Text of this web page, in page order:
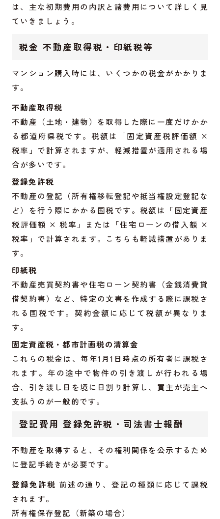
は、主な初期費用の内訳と諸費用について詳しく見
ていきましょう。
税金 不動産取得税・印紙税等
マンション購入時には、いくつかの税金がかかりま
す。
不動産取得税
不動産（土地・建物）を取得した際に一度だけかか
る都道府県税です。税額は「固定資産税評価額 ×
税率」で計算されますが、軽減措置が適用される場
合が多いです。
登録免許税
不動産の登記（所有権移転登記や抵当権設定登記な
ど）を行う際にかかる国税です。税額は「固定資産
税評価額 × 税率」または「住宅ローンの借入額 ×
税率」で計算されます。こちらも軽減措置がありま
す。
印紙税
不動産売買契約書や住宅ローン契約書（金銭消費貸
借契約書）など、特定の文書を作成する際に課税さ
れる国税です。契約金額に応じて税額が異なりま
す。
固定資産税・都市計画税の清算金
これらの税金は、毎年1月1日時点の所有者に課税さ
れます。年の途中で物件の引き渡しが行われる場
合、引き渡し日を境に日割り計算し、買主が売主へ
支払うのが一般的です。
登記費用 登録免許税・司法書士報酬
不動産を取得すると、その権利関係を公示するため
に登記手続きが必要です。
登録免許税 前述の通り、登記の種類に応じて課税
されます。
所有権保存登記（新築の場合）